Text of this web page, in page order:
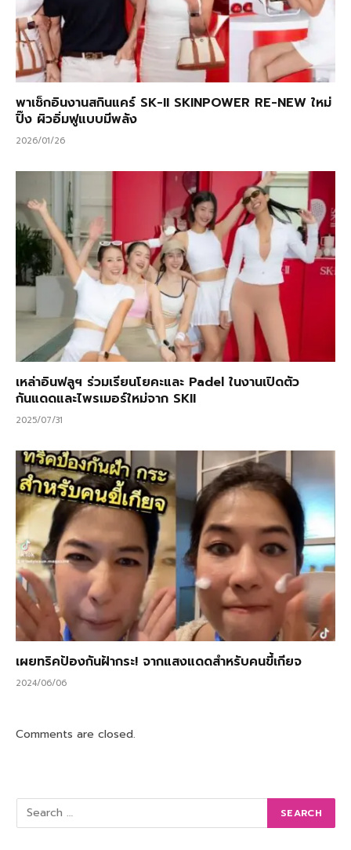
พาเช็กอินงานสกินแคร์ SK-II SKINPOWER RE-NEW ใหม่
ปิ๊ง ผิวอิ่มฟูแบบมีพลัง
2026/01/26
เหล่าอินฟลูฯ ร่วมเรียนโยคะและ Padel ในงานเปิดตัว
กันแดดและไพรเมอร์ใหม่จาก SKII
2025/07/31
เผยทริคป้องกันฝ้ากระ! จากแสงแดดสำหรับคนขี้เกียจ
2024/06/06
Comments are closed.